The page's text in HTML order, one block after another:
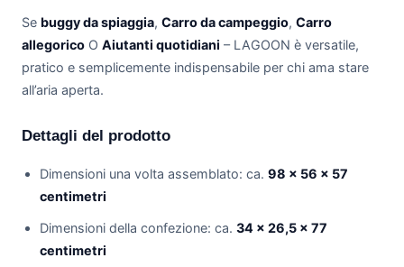
Se buggy da spiaggia, Carro da campeggio, Carro
allegorico O Aiutanti quotidiani – LAGOON è versatile,
pratico e semplicemente indispensabile per chi ama stare
all’aria aperta.
Dettagli del prodotto
Dimensioni una volta assemblato: ca. 98 × 56 × 57
centimetri
Dimensioni della confezione: ca. 34 × 26,5 × 77
centimetri